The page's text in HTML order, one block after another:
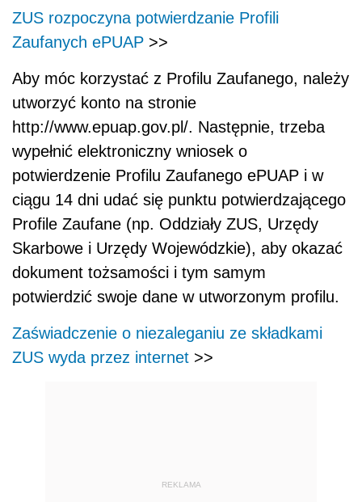
ZUS rozpoczyna potwierdzanie Profili
Zaufanych ePUAP >>
Aby móc korzystać z Profilu Zaufanego, należy
utworzyć konto na stronie
http://www.epuap.gov.pl/. Następnie, trzeba
wypełnić elektroniczny wniosek o
potwierdzenie Profilu Zaufanego ePUAP i w
ciągu 14 dni udać się punktu potwierdzającego
Profile Zaufane (np. Oddziały ZUS, Urzędy
Skarbowe i Urzędy Wojewódzkie), aby okazać
dokument tożsamości i tym samym
potwierdzić swoje dane w utworzonym profilu.
Zaświadczenie o niezaleganiu ze składkami
ZUS wyda przez internet >>
REKLAMA